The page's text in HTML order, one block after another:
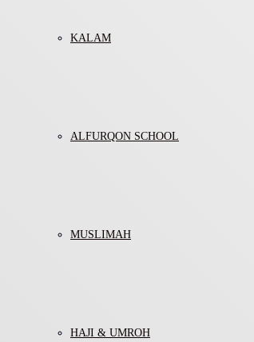
KALAM
ALFURQON SCHOOL
MUSLIMAH
HAJI & UMROH